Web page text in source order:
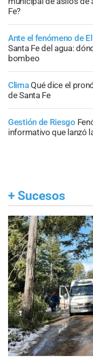
Fe?
Ante el fenómeno de
Santa Fe del agua:
bombeo
Clima Qué dice el
de Santa Fe
Gestión de Riesgo
informativo que lanzó
+ Sucesos